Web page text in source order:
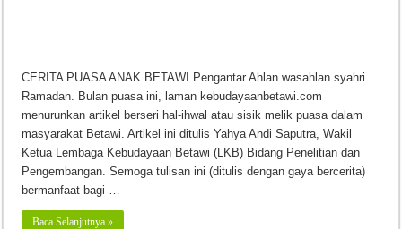
CERITA PUASA ANAK BETAWI Pengantar Ahlan wasahlan syahri
Ramadan. Bulan puasa ini, laman kebudayaanbetawi.com
menurunkan artikel berseri hal-ihwal atau sisik melik puasa dalam
masyarakat Betawi. Artikel ini ditulis Yahya Andi Saputra, Wakil
Ketua Lembaga Kebudayaan Betawi (LKB) Bidang Penelitian dan
Pengembangan. Semoga tulisan ini (ditulis dengan gaya bercerita)
bermanfaat bagi …
Baca Selanjutnya »